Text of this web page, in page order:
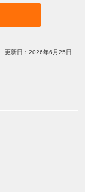
更新日：2026年6月25日